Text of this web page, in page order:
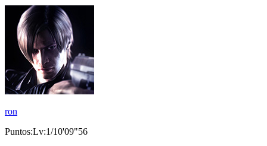
ron
Puntos:Lv:1/10'09"56